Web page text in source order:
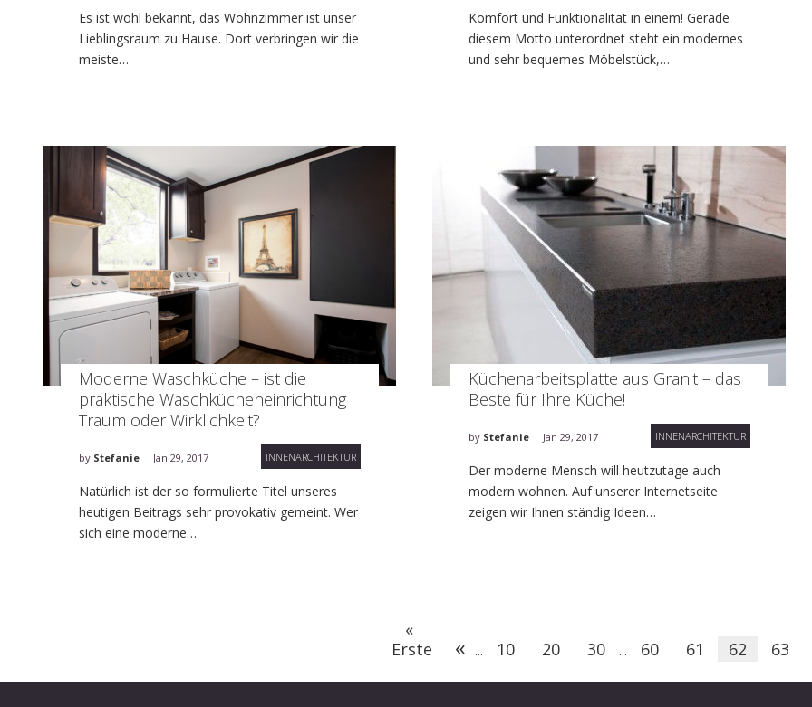
Es ist wohl bekannt, das Wohnzimmer ist unser
Lieblingsraum zu Hause. Dort verbringen wir die
meiste…
Komfort und Funktionalität in einem! Gerade
diesem Motto unterordnet steht ein modernes
und sehr bequemes Möbelstück,…
Moderne Waschküche – ist die
praktische Waschkücheneinrichtung
Traum oder Wirklichkeit?
by Stefanie Jan 29, 2017 INNENARCHITEKTUR
Natürlich ist der so formulierte Titel unseres
heutigen Beitrags sehr provokativ gemeint. Wer
sich eine moderne…
Küchenarbeitsplatte aus Granit – das
Beste für Ihre Küche!
by Stefanie Jan 29, 2017 INNENARCHITEKTUR
Der moderne Mensch will heutzutage auch
modern wohnen. Auf unserer Internetseite
zeigen wir Ihnen ständig Ideen…
«
Erste
« ... 10 20 30 ... 60 61 62 63